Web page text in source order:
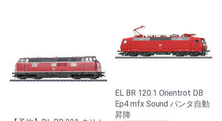
EL BR 120.1 Orientrot DB
Ep4 mfx Sound パンタ自動
昇降